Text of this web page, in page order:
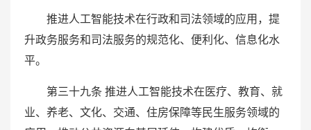
推进人工智能技术在行政和司法领域的应用，提
升政务服务和司法服务的规范化、便利化、信息化水
平。
第三十九条 推进人工智能技术在医疗、教育、就
业、养老、文化、交通、住房保障等民生服务领域的